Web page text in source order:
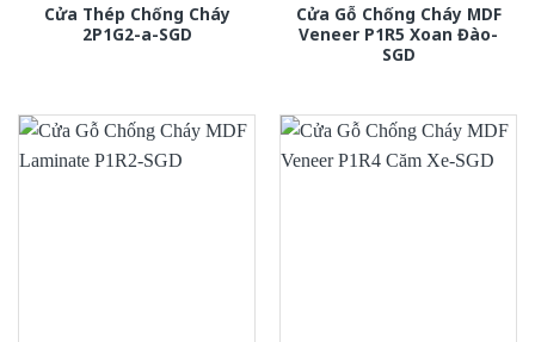
Cửa Thép Chống Cháy
2P1G2-a-SGD
Cửa Gỗ Chống Cháy MDF
Veneer P1R5 Xoan Đào-
SGD